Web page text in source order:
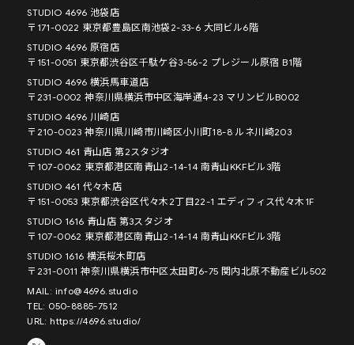
STUDIO 4696 池袋店
〒171-0022 東京都豊島区南池袋2-33-6 大同ビル6階
STUDIO 4696 原宿店
〒151-0051 東京都渋谷区千駄ケ谷3-56-2 プレジール原宿 B1階
STUDIO 4696 横浜馬車道店
〒231-0002 神奈川県横浜市中区海岸通4-23 マリンビルB002
STUDIO 4696 川崎店
〒210-0023 神奈川県川崎市川崎区小川町18-8 ルネ川崎203
STUDIO 461 青山店 第2スタジオ
〒107-0062 東京都港区南青山2-14-14 南青山KKFビル3階
STUDIO 461 代々木店
〒151-0053 東京都渋谷区代々木2丁目22-1 エディフィス代々木1F
STUDIO 1616 青山店 第3スタジオ
〒107-0062 東京都港区南青山2-14-14 南青山KKFビル3階
STUDIO 1616 横浜桜木町店
〒231-0011 神奈川県横浜市中区太田町6-75 関内北原不動産ビル502
MAIL: info@4696.studio
TEL: 050-8885-7512
URL: https://4696.studio/